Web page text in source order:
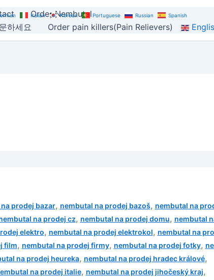
Order Nembutal
하세요
Order pain killers(Pain Relievers)
prodej bazar, nembutal na prodej bazoš, nembutal na
na prodej cz, nembutal na prodej domu, nembutal
elektro, nembutal na prodej elektrokol, nembutal na
film, nembutal na prodej firmy, nembutal na prodej fotky,
na prodej heureka, nembutal na prodej hradec králové,
na prodej italie, nembutal na prodej jihočeský kraj,
Italian Korean Portuguese Russian Spanish